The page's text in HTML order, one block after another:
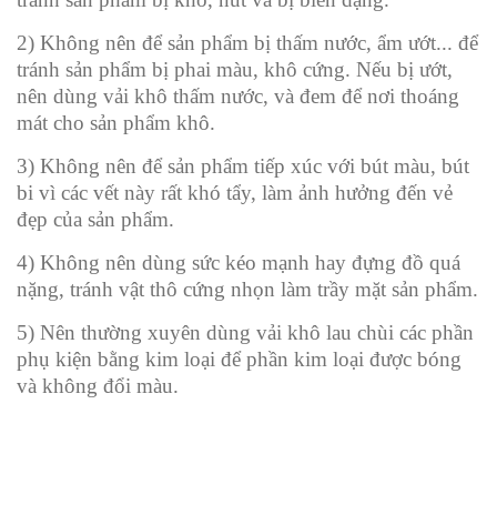
2) Không nên để sản phẩm bị thấm nước, ẩm ướt... để
tránh sản phẩm bị phai màu, khô cứng. Nếu bị ướt,
nên dùng vải khô thấm nước, và đem để nơi thoáng
mát cho sản phẩm khô.
3) Không nên để sản phẩm tiếp xúc với bút màu, bút
bi vì các vết này rất khó tẩy, làm ảnh hưởng đến vẻ
đẹp của sản phẩm.
4) Không nên dùng sức kéo mạnh hay đựng đồ quá
nặng, tránh vật thô cứng nhọn làm trầy mặt sản phẩm.
5) Nên thường xuyên dùng vải khô lau chùi các phần
phụ kiện bằng kim loại để phần kim loại được bóng
và không đổi màu.